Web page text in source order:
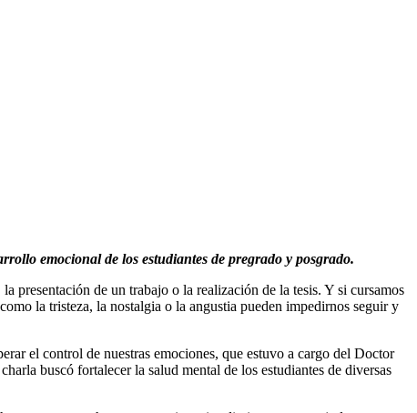
emocional de los estudiantes de pregrado y posgrado.
presentación de un trabajo o la realización de la tesis. Y si cursamos
la tristeza, la nostalgia o la angustia pueden impedirnos seguir y
el control de nuestras emociones, que estuvo a cargo del Doctor
buscó fortalecer la salud mental de los estudiantes de diversas